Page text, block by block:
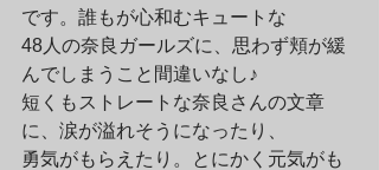
です。誰もが心和むキュートな
48人の奈良ガールズに、思わず頬が緩
んでしまうこと間違いなし♪
短くもストレートな奈良さんの文章
に、涙が溢れそうになったり、
勇気がもらえたり。とにかく元気がも